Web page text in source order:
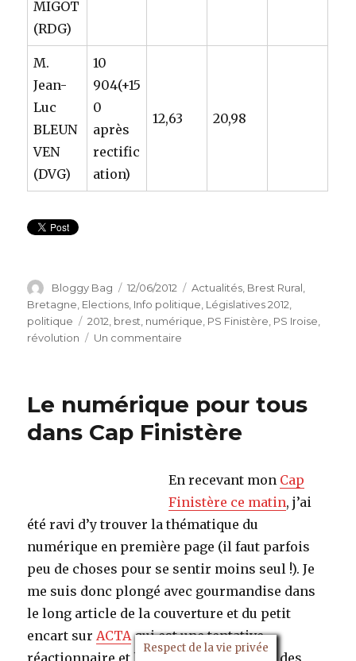
MIGOT
(RDG)
M.
Jean-
Luc
BLEUN
VEN
(DVG)
10
904(+15
0
après
rectific
ation)
12,63 20,98
Auteur
Bloggy Bag
Publié
le
12/06/2012 Catégories
Actualités Brest Rural
Bretagne Elections Info politique Législatives 2012
politique
Étiquettes
2012 brest numérique PS Finistère PS Iroise
révolution
Un commentaire
analyse
local
Le numérique pour tous
dans Cap Finistère
En recevant mon Cap
Finistère ce matin, j’ai
été ravi d’y trouver la thématique du
numérique en première page (il faut parfois
peu de choses pour se sentir moins seul !). Je
me suis donc plongé avec gourmandise dans
le long article de la couverture et du petit
encart surACTAqui est une tentative
Respect de la vie privée